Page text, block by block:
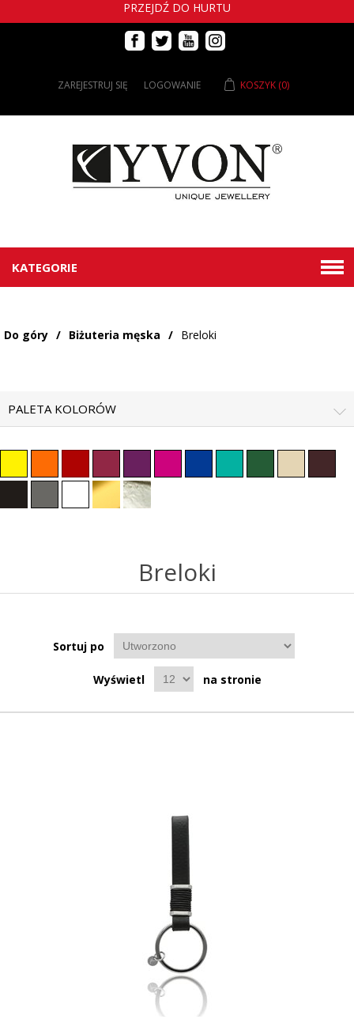
PRZEJDŹ DO HURTU
ZAREJESTRUJ SIĘ LOGOWANIE KOSZYK (0)
KATEGORIE
Do góry / Biżuteria męska / Breloki
PALETA KOLORÓW
Breloki
Sortuj po
Wyświetl na stronie